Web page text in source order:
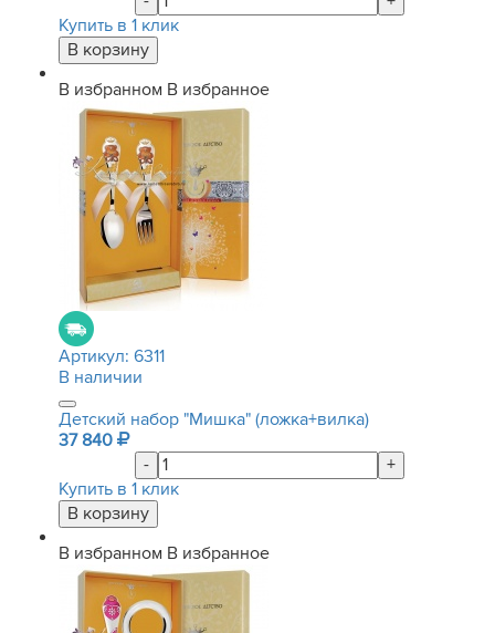
Купить в 1 клик
В избранном В избранное
Артикул: 6311
В наличии
Детский набор "Мишка" (ложка+вилка)
37 840
-
+
Купить в 1 клик
В избранном В избранное